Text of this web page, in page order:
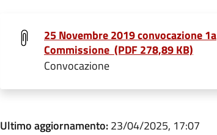
25 Novembre 2019 convocazione 1a
Commissione (PDF 278,89 KB)
Convocazione
Ultimo aggiornamento:23/04/2025, 17:07